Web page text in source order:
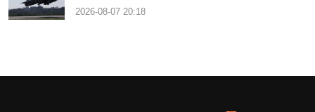
2026-08-07 20:18